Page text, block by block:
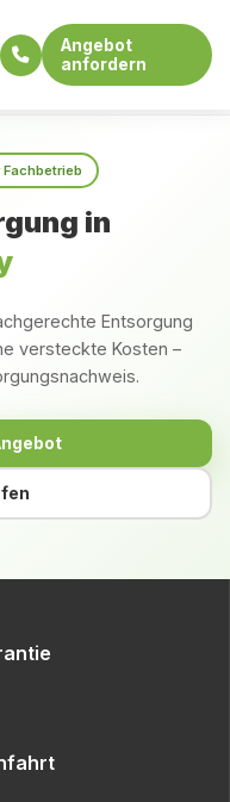
Angebot
anfordern
Fachbetrieb
in
Entsorgung
versteckte Kosten –